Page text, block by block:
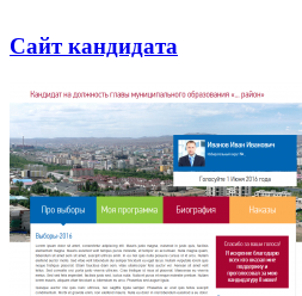
Сайт кандидата